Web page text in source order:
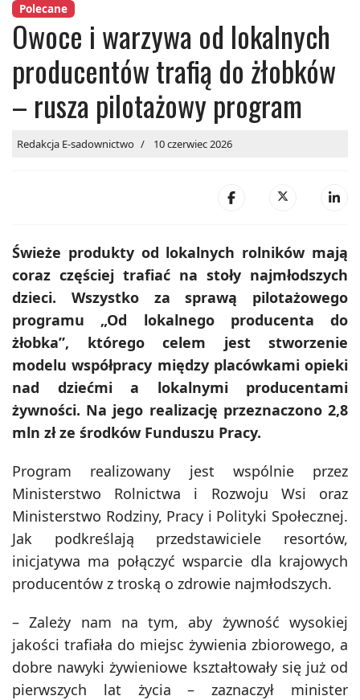
Polecane
Owoce i warzywa od lokalnych
producentów trafią do żłobków
– rusza pilotażowy program
Redakcja E-sadownictwo 10 czerwiec 2026
Świeże produkty od lokalnych rolników mają
coraz częściej trafiać na stoły najmłodszych
dzieci. Wszystko za sprawą pilotażowego
programu „Od lokalnego producenta do
żłobka”, którego celem jest stworzenie
modelu współpracy między placówkami opieki
nad dziećmi a lokalnymi producentami
żywności. Na jego realizację przeznaczono 2,8
mln zł ze środków Funduszu Pracy.
Program realizowany jest wspólnie przez
Ministerstwo Rolnictwa i Rozwoju Wsi oraz
Ministerstwo Rodziny, Pracy i Polityki Społecznej.
Jak podkreślają przedstawiciele resortów,
inicjatywa ma połączyć wsparcie dla krajowych
producentów z troską o zdrowie najmłodszych.
– Zależy nam na tym, aby żywność wysokiej
jakości trafiała do miejsc żywienia zbiorowego, a
dobre nawyki żywieniowe kształtowały się już od
pierwszych lat życia – zaznaczył minister